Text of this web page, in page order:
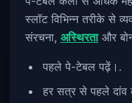
स्लॉट विभिन्न तरीके से
संरचना, अस्थिरताऔर
पहले पे-टेबल पढ़ें।.
हर सत्र से पहले